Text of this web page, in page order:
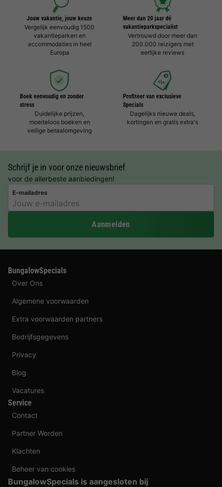
Jouw vakantie, jouw keuze
Vergelijk eenvoudig 1500
vakantieparken en
accommodaties in heel
Europa
Meer dan 20 jaar dé
vakantieparkspecialist
Vertrouwd door meer dan
200.000 reizigers met
eerlijke reviews
Boek eenvoudig en zonder
stress
Duidelijke prijzen,
moeiteloos boeken en
veilige betaalomgeving
Profiteer van exclusieve
Specials
Dagelijks nieuwe deals,
kortingen en gratis extra's
Schrijf je in voor onze nieuwsbrief
voor de allerbeste aanbiedingen!
E-mailadres
Aanmelden
BungalowSpecials
Over Ons
Algemene voorwaarden
Extra voorwaarden partners
Bedrijfsgegevens
Privacy
Blog
Vacatures
Service
Contact
Partner Worden
Klachten
Beheer van cookies
BungalowSpecials is aangesloten bij